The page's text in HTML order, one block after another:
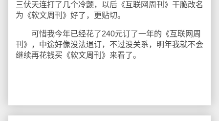
三伏天连打了几个冷颤，以后《互联网周刊》干脆改名
为《软文周刊》好了，更贴切。
可惜我今年已经花了240元订了一年的《互联网周
刊》，中途好像没法退订，不过没关系，明年我就不会
继续再花钱买《软文周刊》来看了。